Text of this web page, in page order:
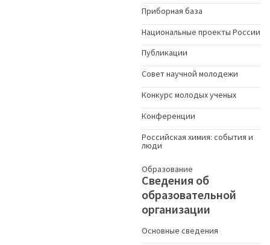
Приборная база
Национальные проекты России
Публикации
Совет научной молодежи
Конкурс молодых ученыx
Конференции
Российская химия: события и
люди
Образование
Сведения об
образовательной
организации
Основные сведения